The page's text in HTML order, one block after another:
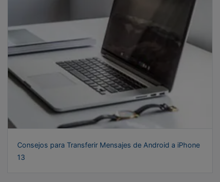
Consejos para Transferir Mensajes de Android a iPhone
13